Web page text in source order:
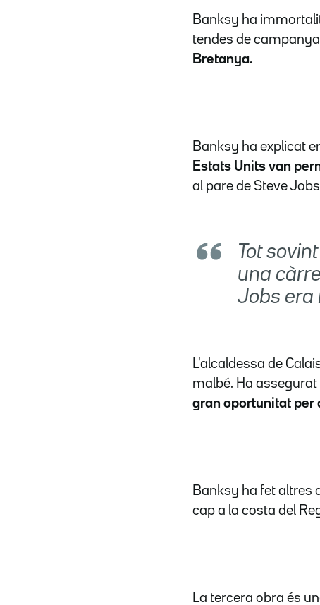
Banksy ha
tendes de
Bretanya.
Banksy ha explicat
Estats Units van
al pare de Steve
Tot
una
Jobs era
L'alcaldessa de
malbé. Ha
gran oportunitat per
Banksy ha fet altres
cap a la costa del
La tercera obra és